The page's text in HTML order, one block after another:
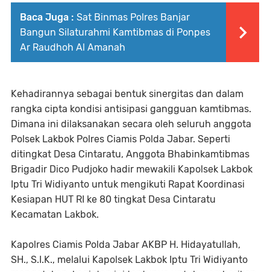
Baca Juga : Sat Binmas Polres Banjar
Bangun Silaturahmi Kamtibmas di Ponpes
Ar Raudhoh Al Amanah
Kehadirannya sebagai bentuk sinergitas dan dalam
rangka cipta kondisi antisipasi gangguan kamtibmas.
Dimana ini dilaksanakan secara oleh seluruh anggota
Polsek Lakbok Polres Ciamis Polda Jabar. Seperti
ditingkat Desa Cintaratu, Anggota Bhabinkamtibmas
Brigadir Dico Pudjoko hadir mewakili Kapolsek Lakbok
Iptu Tri Widiyanto untuk mengikuti Rapat Koordinasi
Kesiapan HUT RI ke 80 tingkat Desa Cintaratu
Kecamatan Lakbok.
Kapolres Ciamis Polda Jabar AKBP H. Hidayatullah,
SH., S.I.K., melalui Kapolsek Lakbok Iptu Tri Widiyanto